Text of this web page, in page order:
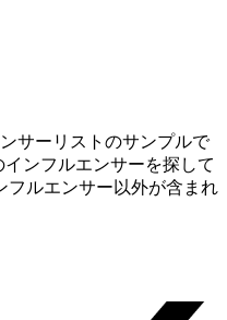
サーリストのサンプルで
インフルエンサーを探して
フルエンサー以外が含まれ